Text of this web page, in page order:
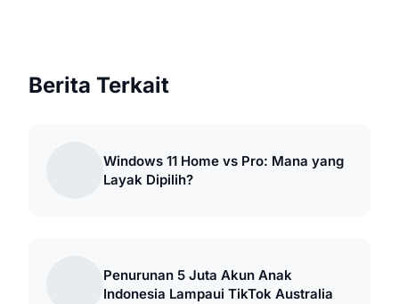
Berita Terkait
Windows 11 Home vs Pro: Mana yang
Layak Dipilih?
Penurunan 5 Juta Akun Anak
Indonesia Lampaui TikTok Australia